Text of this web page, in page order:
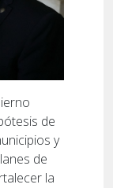
de
y
de
la